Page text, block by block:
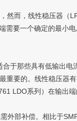
而，线性稳压器（
要一个确定的最小
那些具有低输出电
重要的。线性稳压
LDO系列）在输出
部补偿。相比于